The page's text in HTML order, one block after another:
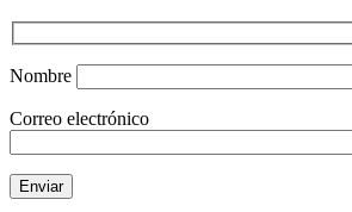
Nombre
Correo electrónico